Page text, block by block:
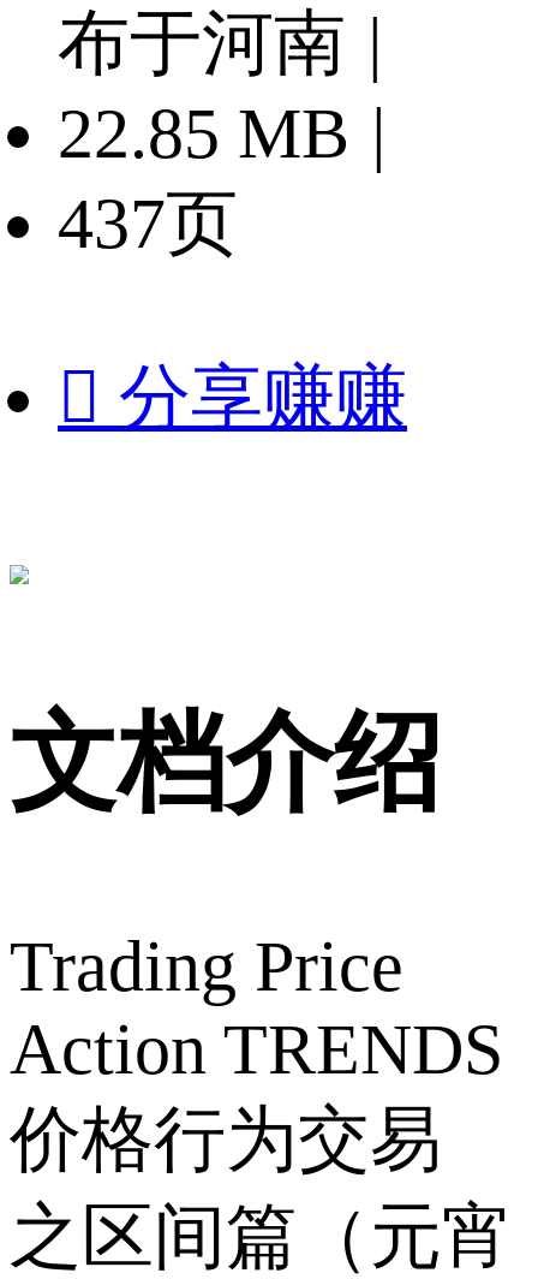
布于河南 |
22.85 MB |
437页
 分享赚赚
文档介绍
Trading Price
Action TRENDS
价格行为交易
之区间篇（元宵